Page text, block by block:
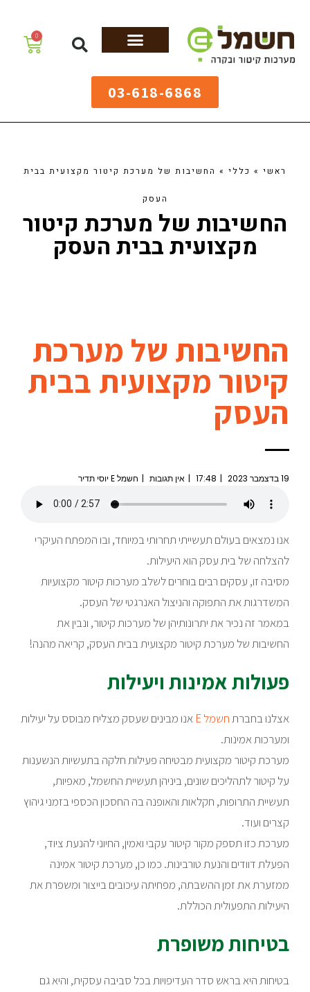
0
03-618-6868
ראשי » כללי » החשיבות של מערכת קיטור מקצועית בבית
העסק
החשיבות של מערכת קיטור
מקצועית בבית העסק
החשיבות של מערכת
קיטור מקצועית בבית
העסק
19 בדצמבר 2023 17:48 אין תגובות חשמל E יוסי תדיר
אנו נמצאים בעולם תעשייתי תחרותי במיוחד, ובו המפתח העיקרי
להצלחה של בית עסק הוא היעילות.
מסיבה זו, עסקים רבים בוחרים לשלב מערכות קיטור מקצועיות
המשדרגות את התפוקה והניצול האנרגטי של העסק.
במאמר זה נכיר את יתרונותיהן של מערכות קיטור, ונבין את
החשיבות של מערכת קיטור מקצועית בבית העסק, קריאה מהנה!
פעולות אמינות ויעילות
אצלנו בחברתחשמל E
אנו מבינים שעסק מצליח מבוסס על יעילות
ומערכות אמינות.
מערכת קיטור מקצועית מבטיחה פעילות חלקה בתעשיות הנשענות
על קיטור לתהליכים שונים, ביניהן תעשיית החשמל, מאפיות,
תעשיית התרופות, חקלאות והאופנה בה החסכון הכספי בזמני גיהוץ
קצרים ועוד.
מערכת כזו תספק מקור קיטור עקבי ואמין, החיוני להנעת ציוד,
הפעלת דוודים והנעת טורבינות. כמו כן, מערכת קיטור אמינה
ממזערת את זמן ההשבתה, מפחיתה עיכובים בייצור ומשפרת את
היעילות התפעולית הכוללת.
בטיחות משופרת
בטיחות היא בראש סדר העדיפויות בכל סביבה עסקית, והיא גם